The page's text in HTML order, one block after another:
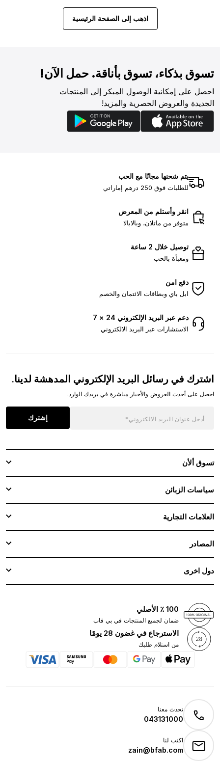
اذهب إلى الصفحة الرئيسية
تسوق بذكاء، تسوق بأناقة. حمل الآن!
احصل على إمكانية الوصول المبكر إلى المنتجات
الجديدة والعروض الحصرية والمزيد!
يتم شحنها مجانًا مع الحب
للطلبات فوق 250 درهم إماراتي
انقر وأستلم من المعرض
متوفر من ماتلان، وبالابالا
توصيل خلال 2 ساعة
ومعبأة بالحب
دفع امن
ابل باي وبطاقات الائتمان والخصم
دعم عبر البريد الإلكتروني 24 × 7
الاستشارات عبر البريد الالكتروني
اشترك في رسائل البريد الإلكتروني المدهشة لدينا.
احصل على أحدث العروض والأخبار مباشرة في بريدك الوارد.
إشترك
تسوق ألأن
سياسات الزبائن
العلامات التجارية
المصادر
دول اخرى
100 ٪ الأصلي
ضمان لجميع المنتجات في بي فاب
الاسترجاع في غضون 28 يومًا
من استلام طلبك
تحدث معنا
043131000
اكتب لنا
zain@bfab.com